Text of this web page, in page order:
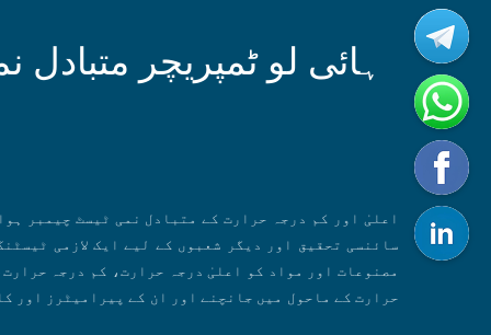
ہائی لو ٹمپریچر
اعلیٰ اور کم درجہ حرارت کے متبادل نمی ٹیسٹ چیمبر
سائنسی تحقیق اور دیگر شعبوں کے لیے ایک لازمی
مصنوعات اور مواد کو اعلیٰ درجہ حرارت، کم درجہ
حرارت کے ماحول میں جانچنے اور ان کے پیرامیٹرز اور